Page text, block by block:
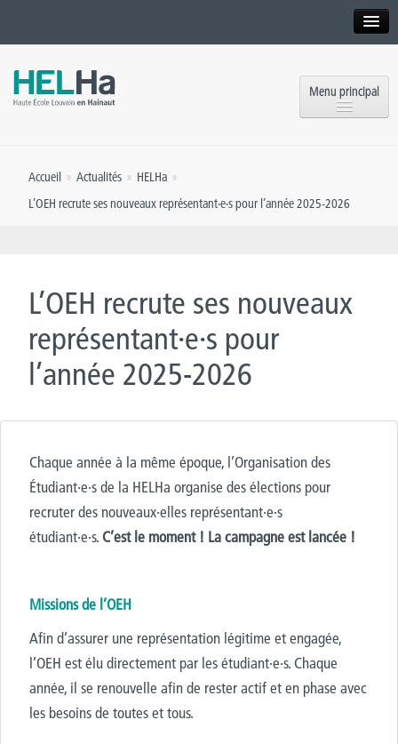
Menu principal
Inscriptions
Accueil » Actualités » HELHa »
L’OEH recrute ses nouveaux représentant·e·s pour l’année 2025-2026
L’OEH recrute ses nouveaux
représentant·e·s pour
l’année 2025-2026
Chaque année à la même époque, l’Organisation des
Étudiant·e·s de la HELHa organise des élections pour
recruter des nouveaux·elles représentant·e·s
étudiant·e·s.C’est le moment ! La campagne est lancée !
Missions de l’OEH
Afin d’assurer une représentation légitime et engagée,
l’OEH est élu directement par les étudiant·e·s. Chaque
année, il se renouvelle afin de rester actif et en phase avec
les besoinsde toutes et tous.